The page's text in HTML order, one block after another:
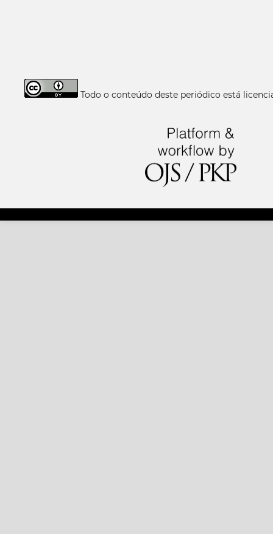
Todo o conteúdo deste periódico está